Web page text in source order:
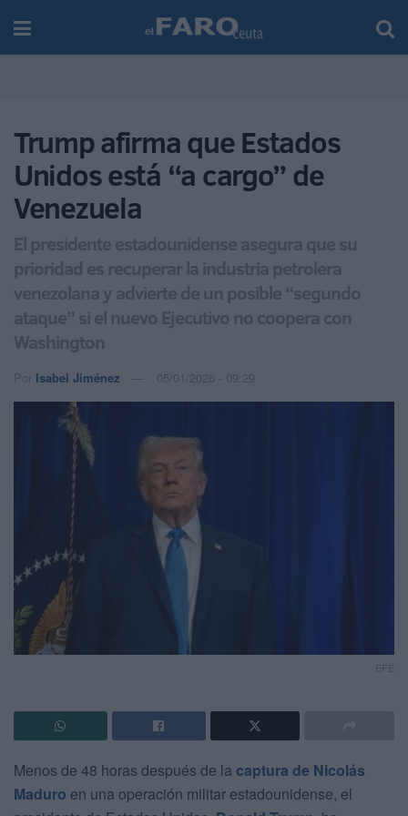
Trump afirma que Estados
Unidos está “a cargo” de
Venezuela
El presidente estadounidense asegura que su
prioridad es recuperar la industria petrolera
venezolana y advierte de un posible “segundo
ataque” si el nuevo Ejecutivo no coopera con
Washington
Por Isabel Jiménez 05/01/2026 - 09:29
EFE
Menos de 48 horas después de la captura de Nicolás
Maduro en una operación militar estadounidense, el